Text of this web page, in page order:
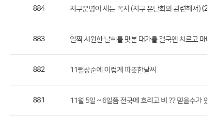
호,
884 지구운명이 새는 꼭지 (지구 온난화와 관련해서) (2)
883 일찍 시원한 날씨를 맛본 대가를 결국엔 치르고 마네
882 11월상순에 이렇게 따뜻한날씨
881 11월 5일 ~ 6일쯤 전국에 흐리고 비 ?? 믿을수가 있